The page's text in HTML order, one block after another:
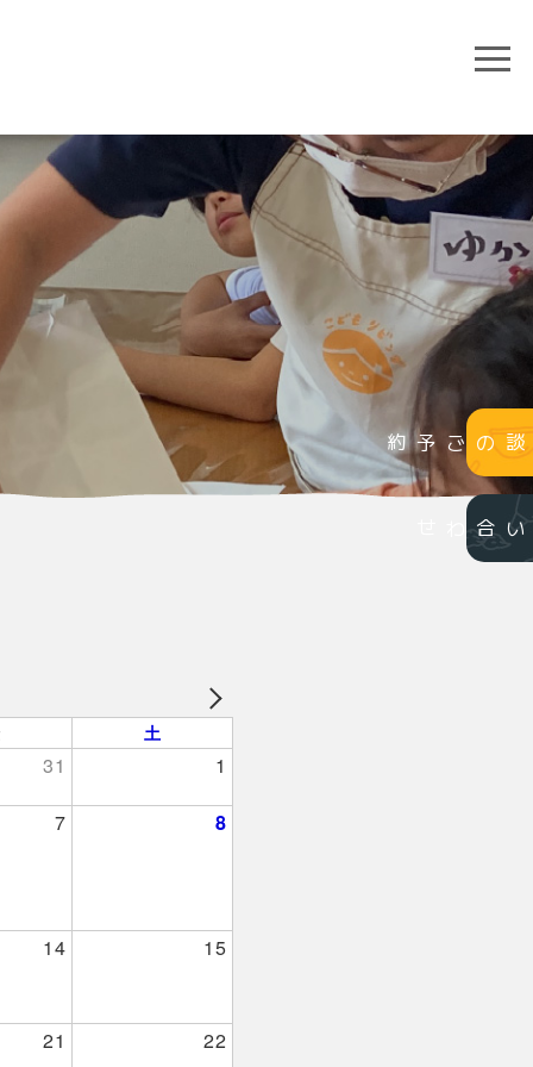
土
31 1
7 8
アウト）
14 15
21 22
個別相談のご予約